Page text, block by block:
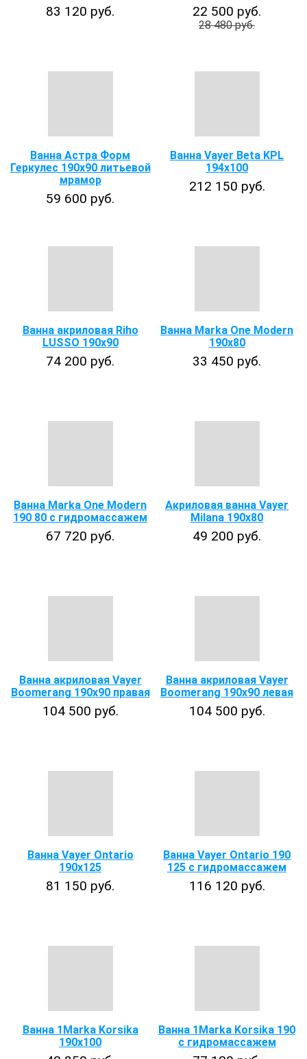
83 120 руб. 22 500 руб.
28 480 руб.
Ванна Астра Форм
Геркулес 190х90 литьевой
мрамор
59 600 руб.
Ванна Vayer Beta KPL
194x100
212 150 руб.
Ванна акриловая Riho
LUSSO 190x90
74 200 руб.
Ванна Marka One Modern
190x80
33 450 руб.
Ванна Marka One Modern
190 80 с гидромассажем
67 720 руб.
Акриловая ванна Vayer
Milana 190x80
49 200 руб.
Ванна акриловая Vayer
Boomerang 190x90 правая
104 500 руб.
Ванна акриловая Vayer
Boomerang 190x90 левая
104 500 руб.
Ванна Vayer Ontario
190х125
81 150 руб.
Ванна Vayer Ontario 190
125 с гидромассажем
116 120 руб.
Ванна 1Marka Korsika
190х100
Ванна 1Marka Korsika 190
с гидромассажем